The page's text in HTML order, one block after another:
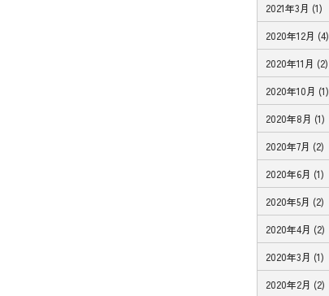
2021年3月 (1)
2020年12月 (4)
2020年11月 (2)
2020年10月 (1)
2020年8月 (1)
2020年7月 (2)
2020年6月 (1)
2020年5月 (2)
2020年4月 (2)
2020年3月 (1)
2020年2月 (2)